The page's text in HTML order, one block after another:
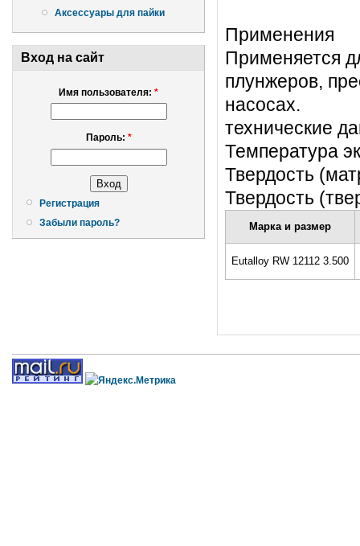
Аксессуары для пайки
Вход на сайт
Имя пользователя: *
Пароль: *
Регистрация
Забыли пароль?
Применения
Применяется
плунжеров,
насосах.
технические
Температура
Твердость
Твердость
Марка и размер
Eutalloy RW 12112 3.500